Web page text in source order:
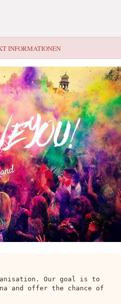
INFORMATIONEN
Our goal is to
and offer the chance of